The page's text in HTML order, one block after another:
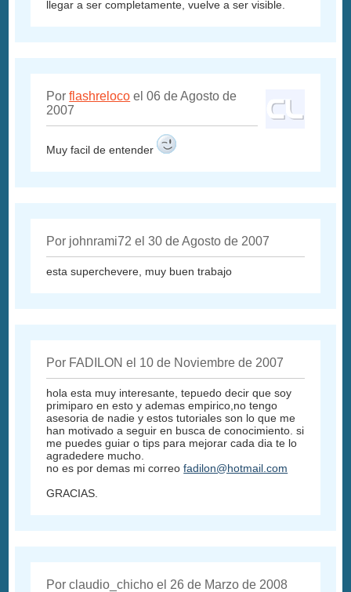
llegar a ser completamente, vuelve a ser visible.
Porflashreloco el 06 de Agosto de
2007
Muy facil de entender
Por johnrami72 el 30 de Agosto de 2007
esta superchevere, muy buen trabajo
Por FADILON el 10 de Noviembre de 2007
hola esta muy interesante, tepuedo decir que soy
primiparo en esto y ademas empirico,no tengo
asesoria de nadie y estos tutoriales son lo que me
han motivado a seguir en busca de conocimiento. si
me puedes guiar o tips para mejorar cada dia te lo
agradedere mucho.
no es por demas mi correofadilon@hotmail.com
GRACIAS.
Por claudio_chicho el 26 de Marzo de 2008